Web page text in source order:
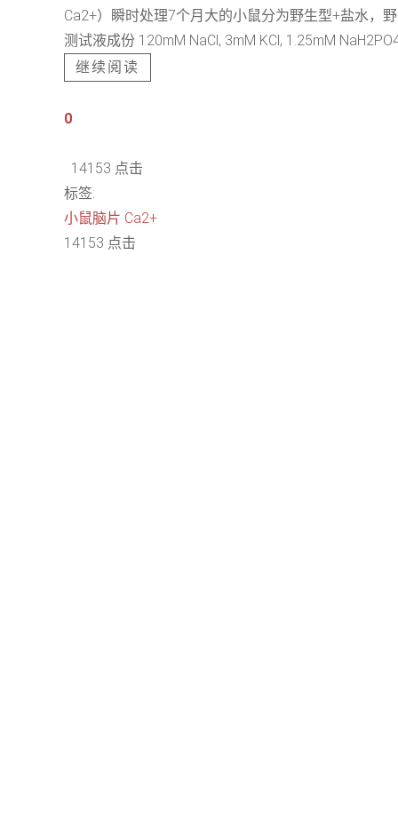
Ca2+）瞬时处理7个月大的小鼠分为野生型+盐水，
测试液成份 120mM NaCl, 3mM KCl, 1.25mM
继续阅读
0
14153 点击
标签:
小鼠脑片 Ca2+
14153 点击